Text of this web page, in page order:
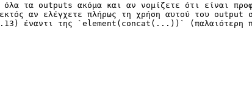
τα outputs ακόμα και αν νομίζετε ότι είναι
αν ελέγχετε πλήρως τη χρήση αυτού του output
έναντι της `element(concat(...))` (παλαιότερη